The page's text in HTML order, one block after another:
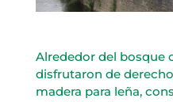
Alrededor del bosque
disfrutaron de
madera para leña,